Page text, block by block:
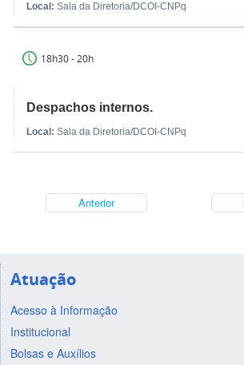
Local: Sala da Diretoria/DCOI-CNPq
18h30 - 20h
Despachos internos.
Local: Sala da Diretoria/DCOI-CNPq
Anterior
Atuação
Acesso à Informação
Institucional
Bolsas e Auxílios